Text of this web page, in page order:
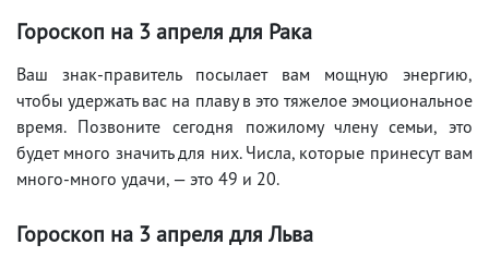
Гороскоп на 3 апреля для Рака
Ваш знак-правитель посылает вам мощную энергию,
чтобы удержать вас на плаву в это тяжелое эмоциональное
время. Позвоните сегодня пожилому члену семьи, это
будет много значить для них. Числа, которые принесут вам
много-много удачи, — это 49 и 20.
Гороскоп на 3 апреля для Льва